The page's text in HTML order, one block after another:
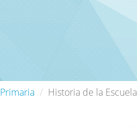
Historia de la Escuela